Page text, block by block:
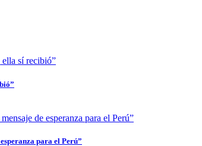
para el Perú”